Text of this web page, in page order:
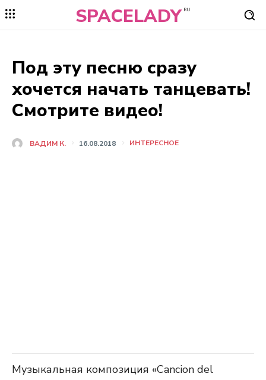
SPACELADY RU
Под эту песню сразу
хочется начать танцевать!
Смотрите видео!
ВАДИМ К. 16.08.2018 ИНТЕРЕСНОЕ
Музыкальная композиция «Cancion del